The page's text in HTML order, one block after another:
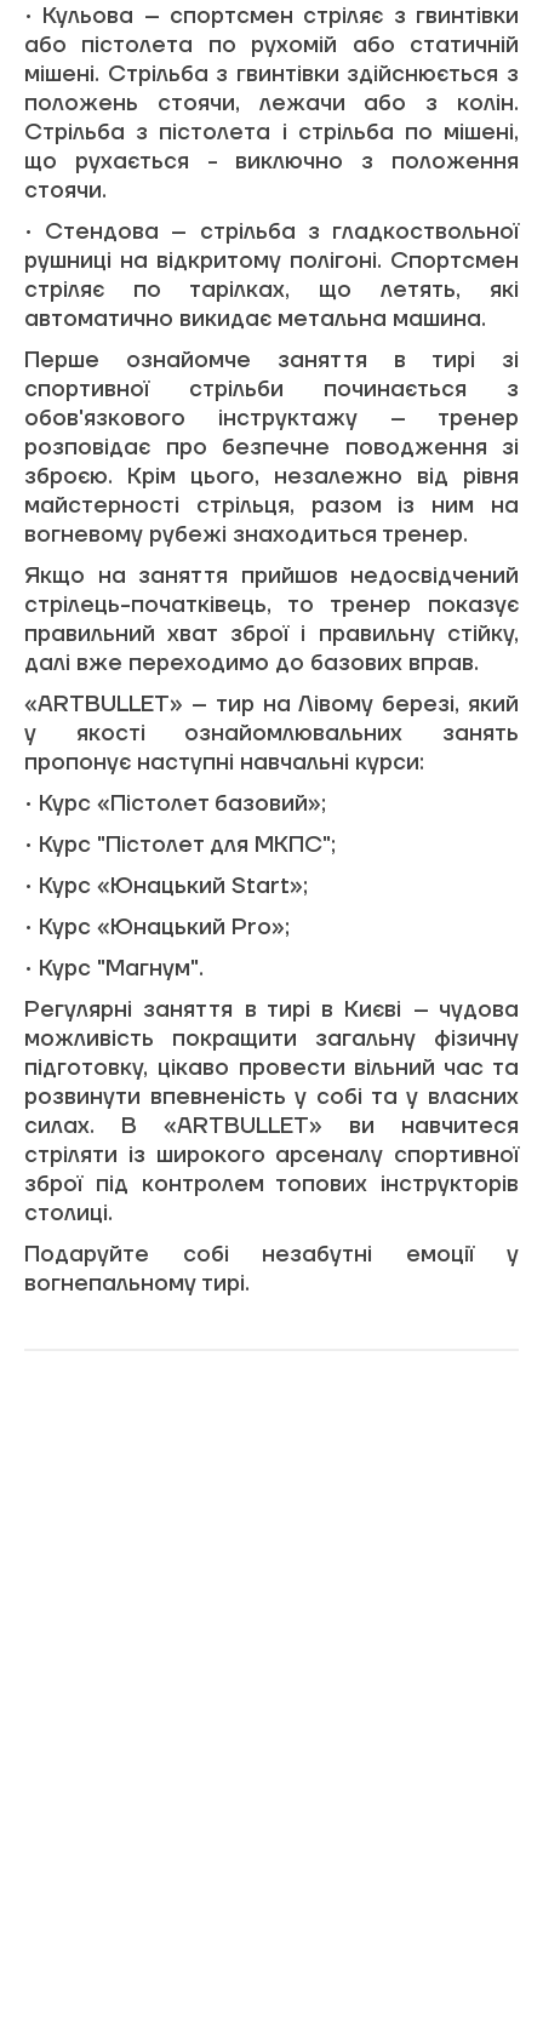
• Кульова – спортсмен стріляє з гвинтівки
або пістолета по рухомій або статичній
мішені. Стрільба з гвинтівки здійснюється з
положень стоячи, лежачи або з колін.
Стрільба з пістолета і стрільба по мішені,
що рухається - виключно з положення
стоячи.
• Стендова – стрільба з гладкоствольної
рушниці на відкритому полігоні. Спортсмен
стріляє по тарілках, що летять, які
автоматично викидає метальна машина.
Перше ознайомче заняття в тирі зі
спортивної стрільби починається з
обов'язкового інструктажу – тренер
розповідає про безпечне поводження зі
зброєю. Крім цього, незалежно від рівня
майстерності стрільця, разом із ним на
вогневому рубежі знаходиться тренер.
Якщо на заняття прийшов недосвідчений
стрілець-початківець, то тренер показує
правильний хват зброї і правильну стійку,
далі вже переходимо до базових вправ.
«ARTBULLET» – тир на Лівому березі, який
у якості ознайомлювальних занять
пропонує наступні навчальні курси:
• Курс «Пістолет базовий»;
• Курс "Пістолет для МКПС";
• Курс «Юнацький Start»;
• Курс «Юнацький Pro»;
• Курс "Магнум".
Регулярні заняття в тирі в Києві – чудова
можливість покращити загальну фізичну
підготовку, цікаво провести вільний час та
розвинути впевненість у собі та у власних
силах. В «ARTBULLET» ви навчитеся
стріляти із широкого арсеналу спортивної
зброї під контролем топових інструкторів
столиці.
Подаруйте собі незабутні емоції у
вогнепальному тирі.
ЗАБРОНЮВАТИ ЧАС
Відправити
Заявки обробляються щодня з 10:00 до
19:00. Ваш запис вважається дійсним, тільки
після підтвердження адміністраторами тиру
ArtBullet.